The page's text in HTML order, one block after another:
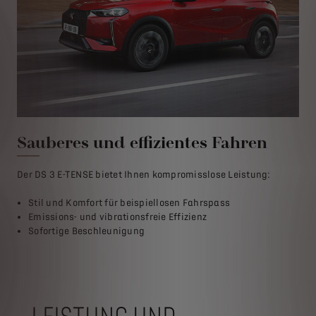
Sauberes und effizientes Fahren
Der DS 3 E-TENSE bietet Ihnen kompromisslose Leistung:
Stil und Komfort für beispiellosen Fahrspass
Emissions- und vibrationsfreie Effizienz
Sofortige Beschleunigung